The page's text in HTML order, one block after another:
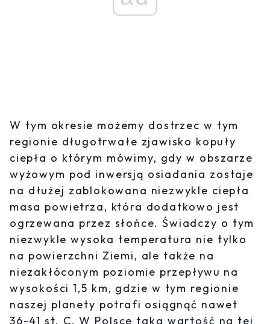
W tym okresie możemy dostrzec w tym
regionie długotrwałe zjawisko kopuły
ciepła o którym mówimy, gdy w obszarze
wyżowym pod inwersją osiadania zostaje
na dłużej zablokowana niezwykle ciepła
masa powietrza, która dodatkowo jest
ogrzewana przez słońce. Świadczy o tym
niezwykle wysoka temperatura nie tylko
na powierzchni Ziemi, ale także na
niezakłóconym poziomie przepływu na
wysokości 1,5 km, gdzie w tym regionie
naszej planety potrafi osiągnąć nawet
36-41 st. C. W Polsce taka wartość na tej